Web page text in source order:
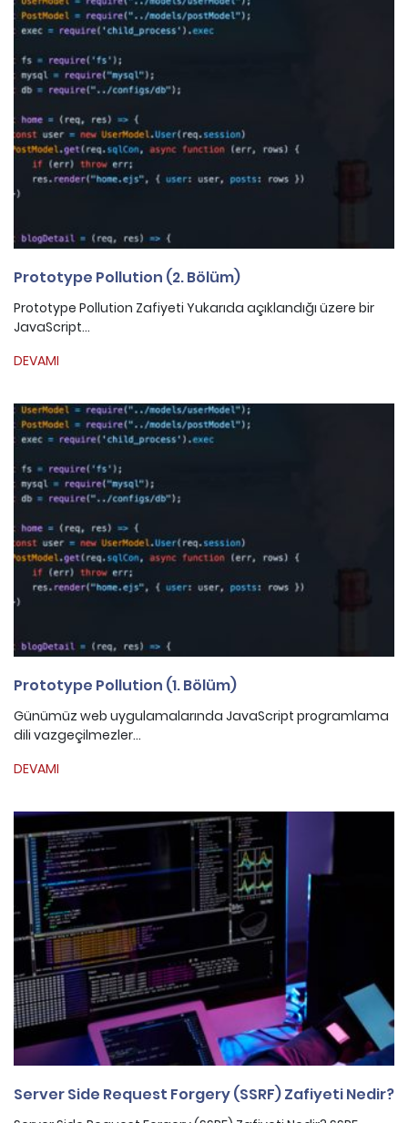
Prototype Pollution (2. Bölüm)
Prototype Pollution Zafiyeti Yukarıda açıklandığı üzere bir
JavaScript...
DEVAMI
Prototype Pollution (1. Bölüm)
Günümüz web uygulamalarında JavaScript programlama
dili vazgeçilmezler...
DEVAMI
Server Side Request Forgery (SSRF) Zafiyeti Nedir?